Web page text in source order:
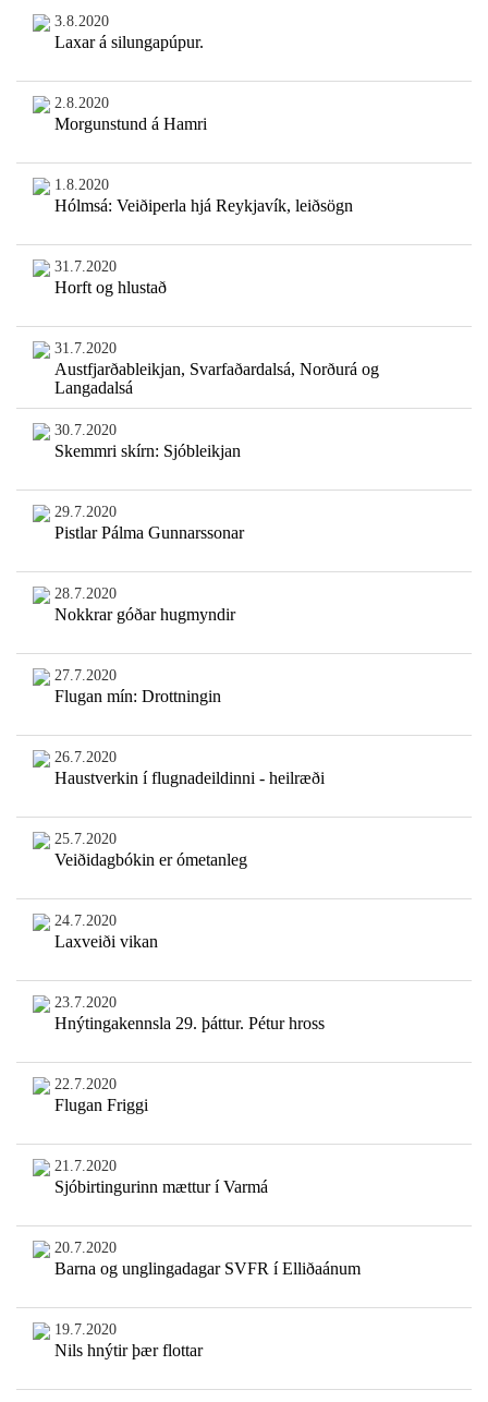
3.8.2020
Laxar á silungapúpur.
2.8.2020
Morgunstund á Hamri
1.8.2020
Hólmsá: Veiðiperla hjá Reykjavík, leiðsögn
31.7.2020
Horft og hlustað
31.7.2020
Austfjarðableikjan, Svarfaðardalsá, Norðurá og
Langadalsá
30.7.2020
Skemmri skírn: Sjóbleikjan
29.7.2020
Pistlar Pálma Gunnarssonar
28.7.2020
Nokkrar góðar hugmyndir
27.7.2020
Flugan mín: Drottningin
26.7.2020
Haustverkin í flugnadeildinni - heilræði
25.7.2020
Veiðidagbókin er ómetanleg
24.7.2020
Laxveiði vikan
23.7.2020
Hnýtingakennsla 29. þáttur. Pétur hross
22.7.2020
Flugan Friggi
21.7.2020
Sjóbirtingurinn mættur í Varmá
20.7.2020
Barna og unglingadagar SVFR í Elliðaánum
19.7.2020
Nils hnýtir þær flottar